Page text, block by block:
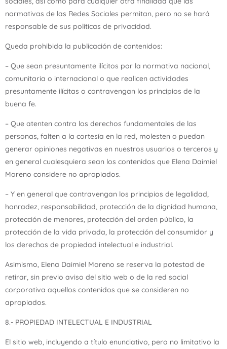
normativas de las Redes Sociales permitan, pero no se hará
responsable de sus políticas de privacidad.
Queda prohibida la publicación de contenidos:
– Que sean presuntamente ilícitos por la normativa nacional,
comunitaria o internacional o que realicen actividades
presuntamente ilícitas o contravengan los principios de la
buena fe.
– Que atenten contra los derechos fundamentales de las
personas, falten a la cortesía en la red, molesten o puedan
generar opiniones negativas en nuestros usuarios o terceros y
en general cualesquiera sean los contenidos que Elena Daimiel
Moreno considere no apropiados.
– Y en general que contravengan los principios de legalidad,
honradez, responsabilidad, protección de la dignidad humana,
protección de menores, protección del orden público, la
protección de la vida privada, la protección del consumidor y
los derechos de propiedad intelectual e industrial.
Asimismo, Elena Daimiel Moreno se reserva la potestad de
retirar, sin previo aviso del sitio web o de la red social
corporativa aquellos contenidos que se consideren no
apropiados.
8.- PROPIEDAD INTELECTUAL E INDUSTRIAL
El sitio web, incluyendo a título enunciativo, pero no limitativo la